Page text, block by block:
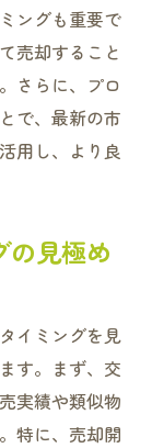
ングも重要で
売却すること
さらに、プロ
で、最新の市
用し、より良
の見極め
イミングを見
す。まず、交
実績や類似物
特に、売却開